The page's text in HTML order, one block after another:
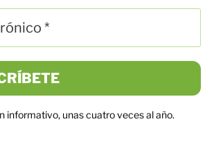
informativo, unas cuatro veces al año.